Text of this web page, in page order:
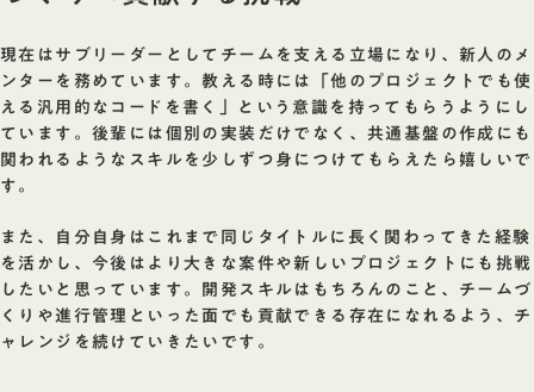
現在はサブリーダーとしてチームを支える立場になり、新人のメ
ンターを務めています。教える時には「他のプロジェクトでも使
える汎用的なコードを書く」という意識を持ってもらうようにし
ています。後輩には個別の実装だけでなく、共通基盤の作成にも
関われるようなスキルを少しずつ身につけてもらえたら嬉しいで
す。
また、自分自身はこれまで同じタイトルに長く関わってきた経験
を活かし、今後はより大きな案件や新しいプロジェクトにも挑戦
したいと思っています。開発スキルはもちろんのこと、チームづ
くりや進行管理といった面でも貢献できる存在になれるよう、チ
ャレンジを続けていきたいです。